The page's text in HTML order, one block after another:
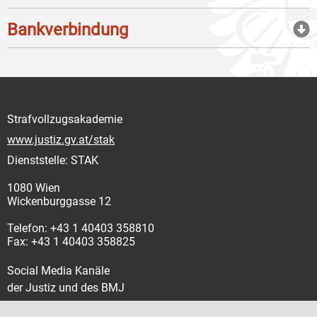
Bankverbindung
Strafvollzugsakademie
www.justiz.gv.at/stak
Dienststelle: STAK
1080 Wien
Wickenburggasse 12
Telefon: +43 1 40403 358810
Fax: +43 1 40403 358825
Social Media Kanäle
der Justiz und des BMJ